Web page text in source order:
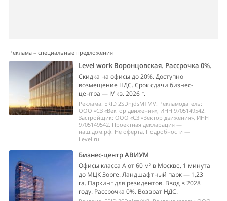
Реклама – специальные предложения
Level work Воронцовская. Рассрочка 0%.
Скидка на офисы до 20%. Доступно
возмещение НДС. Срок сдачи бизнес-
центра — IV кв. 2026 г.
Реклама. ERID 2SDnjdsMTMV. Рекламодатель:
ООО «СЗ «Вектор движения», ИНН 9705149542.
Застройщик: ООО «СЗ «Вектор движения», ИНН
9705149542. Проектная декларация —
наш.дом.рф. Не оферта. Подробности —
Level.ru
Бизнес-центр АВИУМ
Офисы класса А от 60 м² в Москве. 1 минута
до МЦК Зорге. Ландшафтный парк — 1,23
га. Паркинг для резидентов. Ввод в 2028
году. Рассрочка 0%. Возврат НДС.